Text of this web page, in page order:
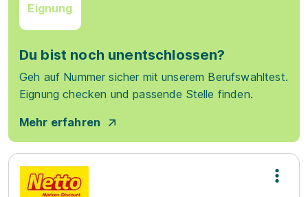
Eignung
Du bist noch unentschlossen?
Geh auf Nummer sicher mit unserem Berufswahltest.
Eignung checken und passende Stelle finden.
Mehr erfahren